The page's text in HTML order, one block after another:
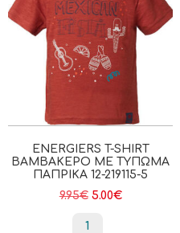
ENERGIERS T-SHIRT
ΒΑΜΒΑΚΕΡΌ ΜΕ ΤΎΠΩΜΑ
ΠΑΠΡΙΚΑ 12-219115-5
9.95€ 5.00€
1